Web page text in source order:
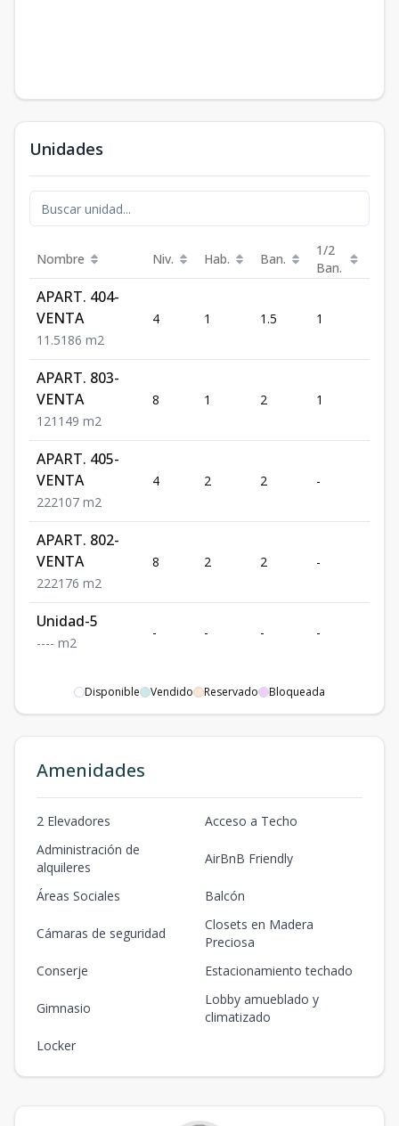
Unidades
Nombre Niv. Hab. Ban.
1/2
Ban.
APART. 404-
VENTA
1 1.51 86 m2
4 1 1.5 1
APART. 803-
VENTA
1 21 149 m2
8 1 2 1
APART. 405-
VENTA
222107 m2
4 2 2 -
APART. 802-
VENTA
222176 m2
8 2 2 -
Unidad-5
---- m2
- - - -
Disponible Vendido Reservado Bloqueada
Amenidades
2 Elevadores
Acceso a Techo
Administración de
alquileres
AirBnB Friendly
Áreas Sociales Balcón
Cámaras de seguridad
Closets en Madera
Preciosa
Conserje
Estacionamiento techado
Gimnasio
Lobby amueblado y
climatizado
Locker